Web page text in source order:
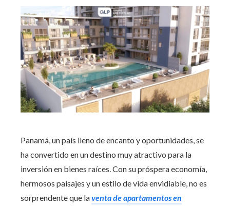
Panamá, un país lleno de encanto y oportunidades, se
ha convertido en un destino muy atractivo para la
inversión en bienes raíces. Con su próspera economía,
hermosos paisajes y un estilo de vida envidiable, no es
sorprendente que laventa de apartamentos en